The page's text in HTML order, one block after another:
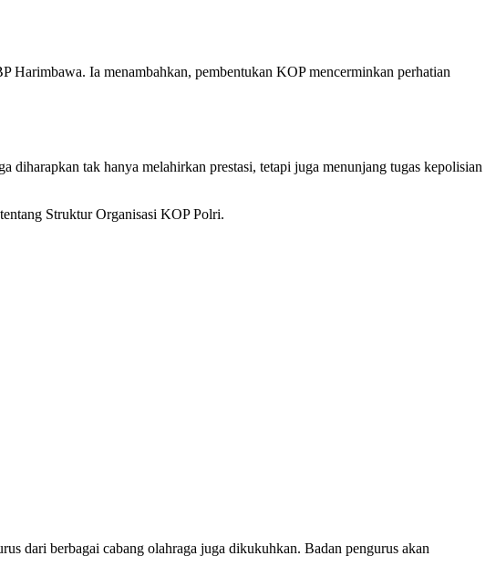
Ia menambahkan, pembentukan KOP mencerminkan perhatian
tak hanya melahirkan prestasi, tetapi juga menunjang tugas kepolisian
Struktur Organisasi KOP Polri.
dari berbagai cabang olahraga juga dikukuhkan. Badan pengurus akan